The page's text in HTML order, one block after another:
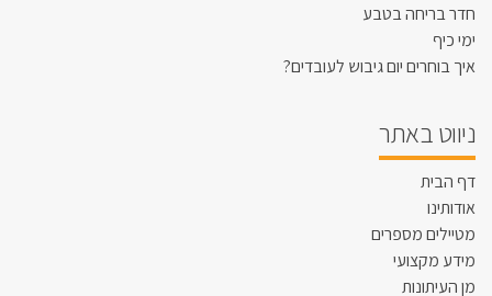
חדר בריחה בטבע
ימי כיף
איך בוחרים יום גיבוש לעובדים?
ניווט באתר
דף הבית
אודותינו
מטיילים מספרים
מידע מקצועי
מן העיתונות